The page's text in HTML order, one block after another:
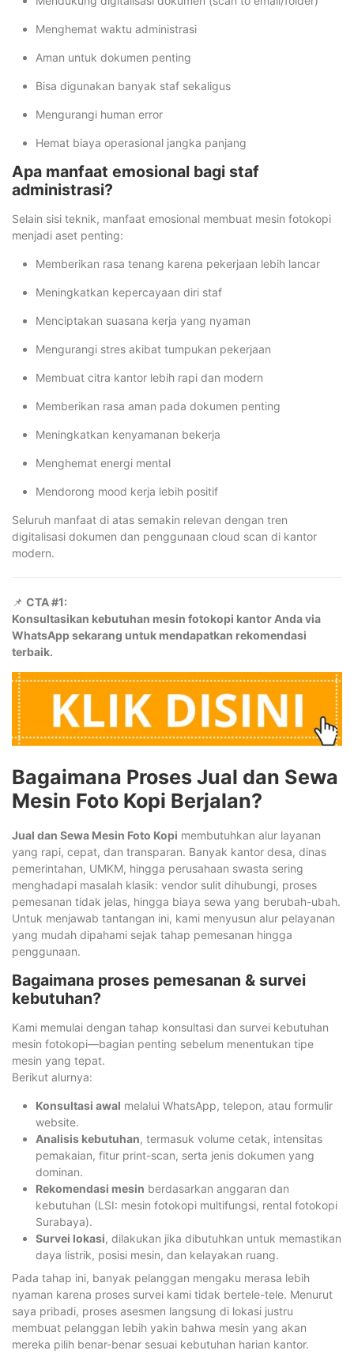
Menghemat waktu administrasi
Aman untuk dokumen penting
Bisa digunakan banyak staf sekaligus
Mengurangi human error
Hemat biaya operasional jangka panjang
Apa manfaat emosional bagi staf
administrasi?
Selain sisi teknik, manfaat emosional membuat mesin fotokopi
menjadi aset penting:
Memberikan rasa tenang karena pekerjaan lebih lancar
Meningkatkan kepercayaan diri staf
Menciptakan suasana kerja yang nyaman
Mengurangi stres akibat tumpukan pekerjaan
Membuat citra kantor lebih rapi dan modern
Memberikan rasa aman pada dokumen penting
Meningkatkan kenyamanan bekerja
Menghemat energi mental
Mendorong mood kerja lebih positif
Seluruh manfaat di atas semakin relevan dengan tren
digitalisasi dokumen dan penggunaan cloud scan di kantor
modern.
📌 CTA #1:
Konsultasikan kebutuhan mesin fotokopi kantor Anda via
WhatsApp sekarang untuk mendapatkan rekomendasi
terbaik.
Bagaimana Proses Jual dan Sewa
Mesin Foto Kopi Berjalan?
Jual dan Sewa Mesin Foto Kopi membutuhkan alur layanan
yang rapi, cepat, dan transparan. Banyak kantor desa, dinas
pemerintahan, UMKM, hingga perusahaan swasta sering
menghadapi masalah klasik: vendor sulit dihubungi, proses
pemesanan tidak jelas, hingga biaya sewa yang berubah-ubah.
Untuk menjawab tantangan ini, kami menyusun alur pelayanan
yang mudah dipahami sejak tahap pemesanan hingga
penggunaan.
Bagaimana proses pemesanan & survei
kebutuhan?
Kami memulai dengan tahap konsultasi dan survei kebutuhan
mesin fotokopi—bagian penting sebelum menentukan tipe
mesin yang tepat.
Berikut alurnya:
Konsultasi awal melalui WhatsApp, telepon, atau formulir
website.
Analisis kebutuhan, termasuk volume cetak, intensitas
pemakaian, fitur print-scan, serta jenis dokumen yang
dominan.
Rekomendasi mesin berdasarkan anggaran dan
kebutuhan (LSI: mesin fotokopi multifungsi, rental fotokopi
Surabaya).
Survei lokasi, dilakukan jika dibutuhkan untuk memastikan
daya listrik, posisi mesin, dan kelayakan ruang.
Pada tahap ini, banyak pelanggan mengaku merasa lebih
nyaman karena proses survei kami tidak bertele-tele. Menurut
saya pribadi, proses asesmen langsung di lokasi justru
membuat pelanggan lebih yakin bahwa mesin yang akan
mereka pilih benar-benar sesuai kebutuhan harian kantor.